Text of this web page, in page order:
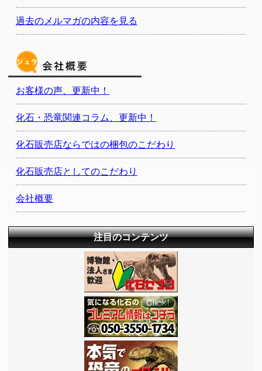
過去のメルマガの内容を見る
お客様の声、更新中！
化石・恐竜関連コラム、更新中！
化石販売店ならではの梱包のこだわり
化石販売店としてのこだわり
会社概要
注目のコンテンツ